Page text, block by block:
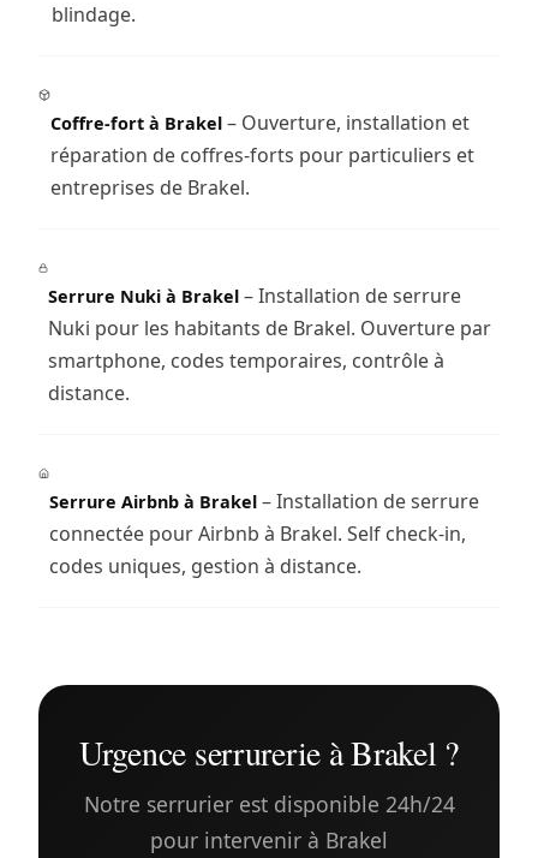
blindage.
Coffre-fort à Brakel – Ouverture, installation et
réparation de coffres-forts pour particuliers et
entreprises de Brakel.
Serrure Nuki à Brakel – Installation de serrure
Nuki pour les habitants de Brakel. Ouverture par
smartphone, codes temporaires, contrôle à
distance.
Serrure Airbnb à Brakel – Installation de serrure
connectée pour Airbnb à Brakel. Self check-in,
codes uniques, gestion à distance.
Urgence serrurerie à Brakel ?
Notre serrurier est disponible 24h/24
pour intervenir à Brakel